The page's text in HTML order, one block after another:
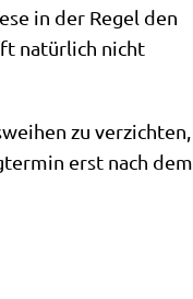
in der Regel den
natür­lich nicht
zu ver­zich­ten,
erst nach dem